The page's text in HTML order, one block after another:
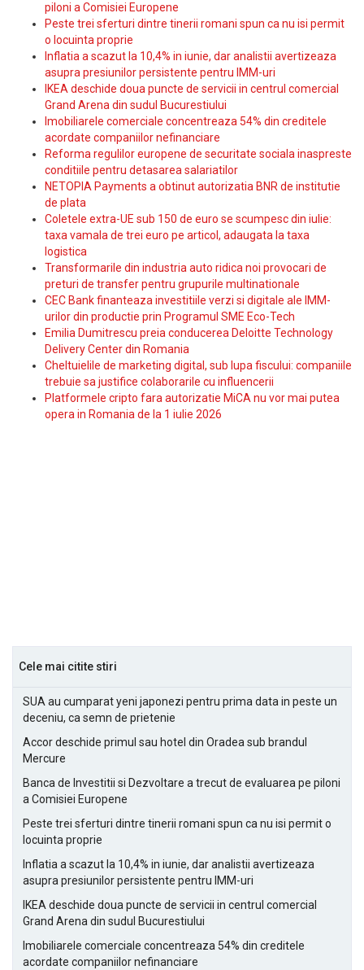
piloni a Comisiei Europene
Peste trei sferturi dintre tinerii romani spun ca nu isi permit
o locuinta proprie
Inflatia a scazut la 10,4% in iunie, dar analistii avertizeaza
asupra presiunilor persistente pentru IMM-uri
IKEA deschide doua puncte de servicii in centrul comercial
Grand Arena din sudul Bucurestiului
Imobiliarele comerciale concentreaza 54% din creditele
acordate companiilor nefinanciare
Reforma regulilor europene de securitate sociala inaspreste
conditiile pentru detasarea salariatilor
NETOPIA Payments a obtinut autorizatia BNR de institutie
de plata
Coletele extra-UE sub 150 de euro se scumpesc din iulie:
taxa vamala de trei euro pe articol, adaugata la taxa
logistica
Transformarile din industria auto ridica noi provocari de
preturi de transfer pentru grupurile multinationale
CEC Bank finanteaza investitiile verzi si digitale ale IMM-
urilor din productie prin Programul SME Eco-Tech
Emilia Dumitrescu preia conducerea Deloitte Technology
Delivery Center din Romania
Cheltuielile de marketing digital, sub lupa fiscului: companiile
trebuie sa justifice colaborarile cu influencerii
Platformele cripto fara autorizatie MiCA nu vor mai putea
opera in Romania de la 1 iulie 2026
Cele mai citite stiri
SUA au cumparat yeni japonezi pentru prima data in peste un
deceniu, ca semn de prietenie
Accor deschide primul sau hotel din Oradea sub brandul
Mercure
Banca de Investitii si Dezvoltare a trecut de evaluarea pe piloni
a Comisiei Europene
Peste trei sferturi dintre tinerii romani spun ca nu isi permit o
locuinta proprie
Inflatia a scazut la 10,4% in iunie, dar analistii avertizeaza
asupra presiunilor persistente pentru IMM-uri
IKEA deschide doua puncte de servicii in centrul comercial
Grand Arena din sudul Bucurestiului
Imobiliarele comerciale concentreaza 54% din creditele
acordate companiilor nefinanciare